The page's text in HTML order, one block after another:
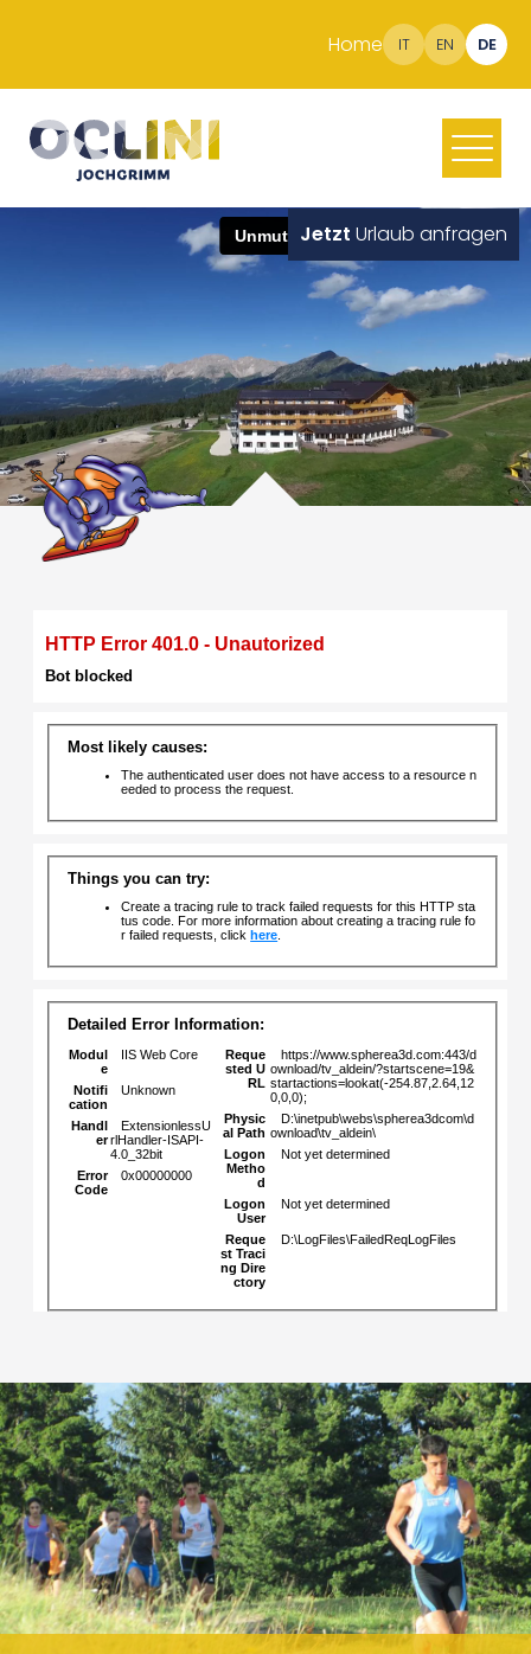
Home IT EN DE
Jetzt Urlaub anfragen